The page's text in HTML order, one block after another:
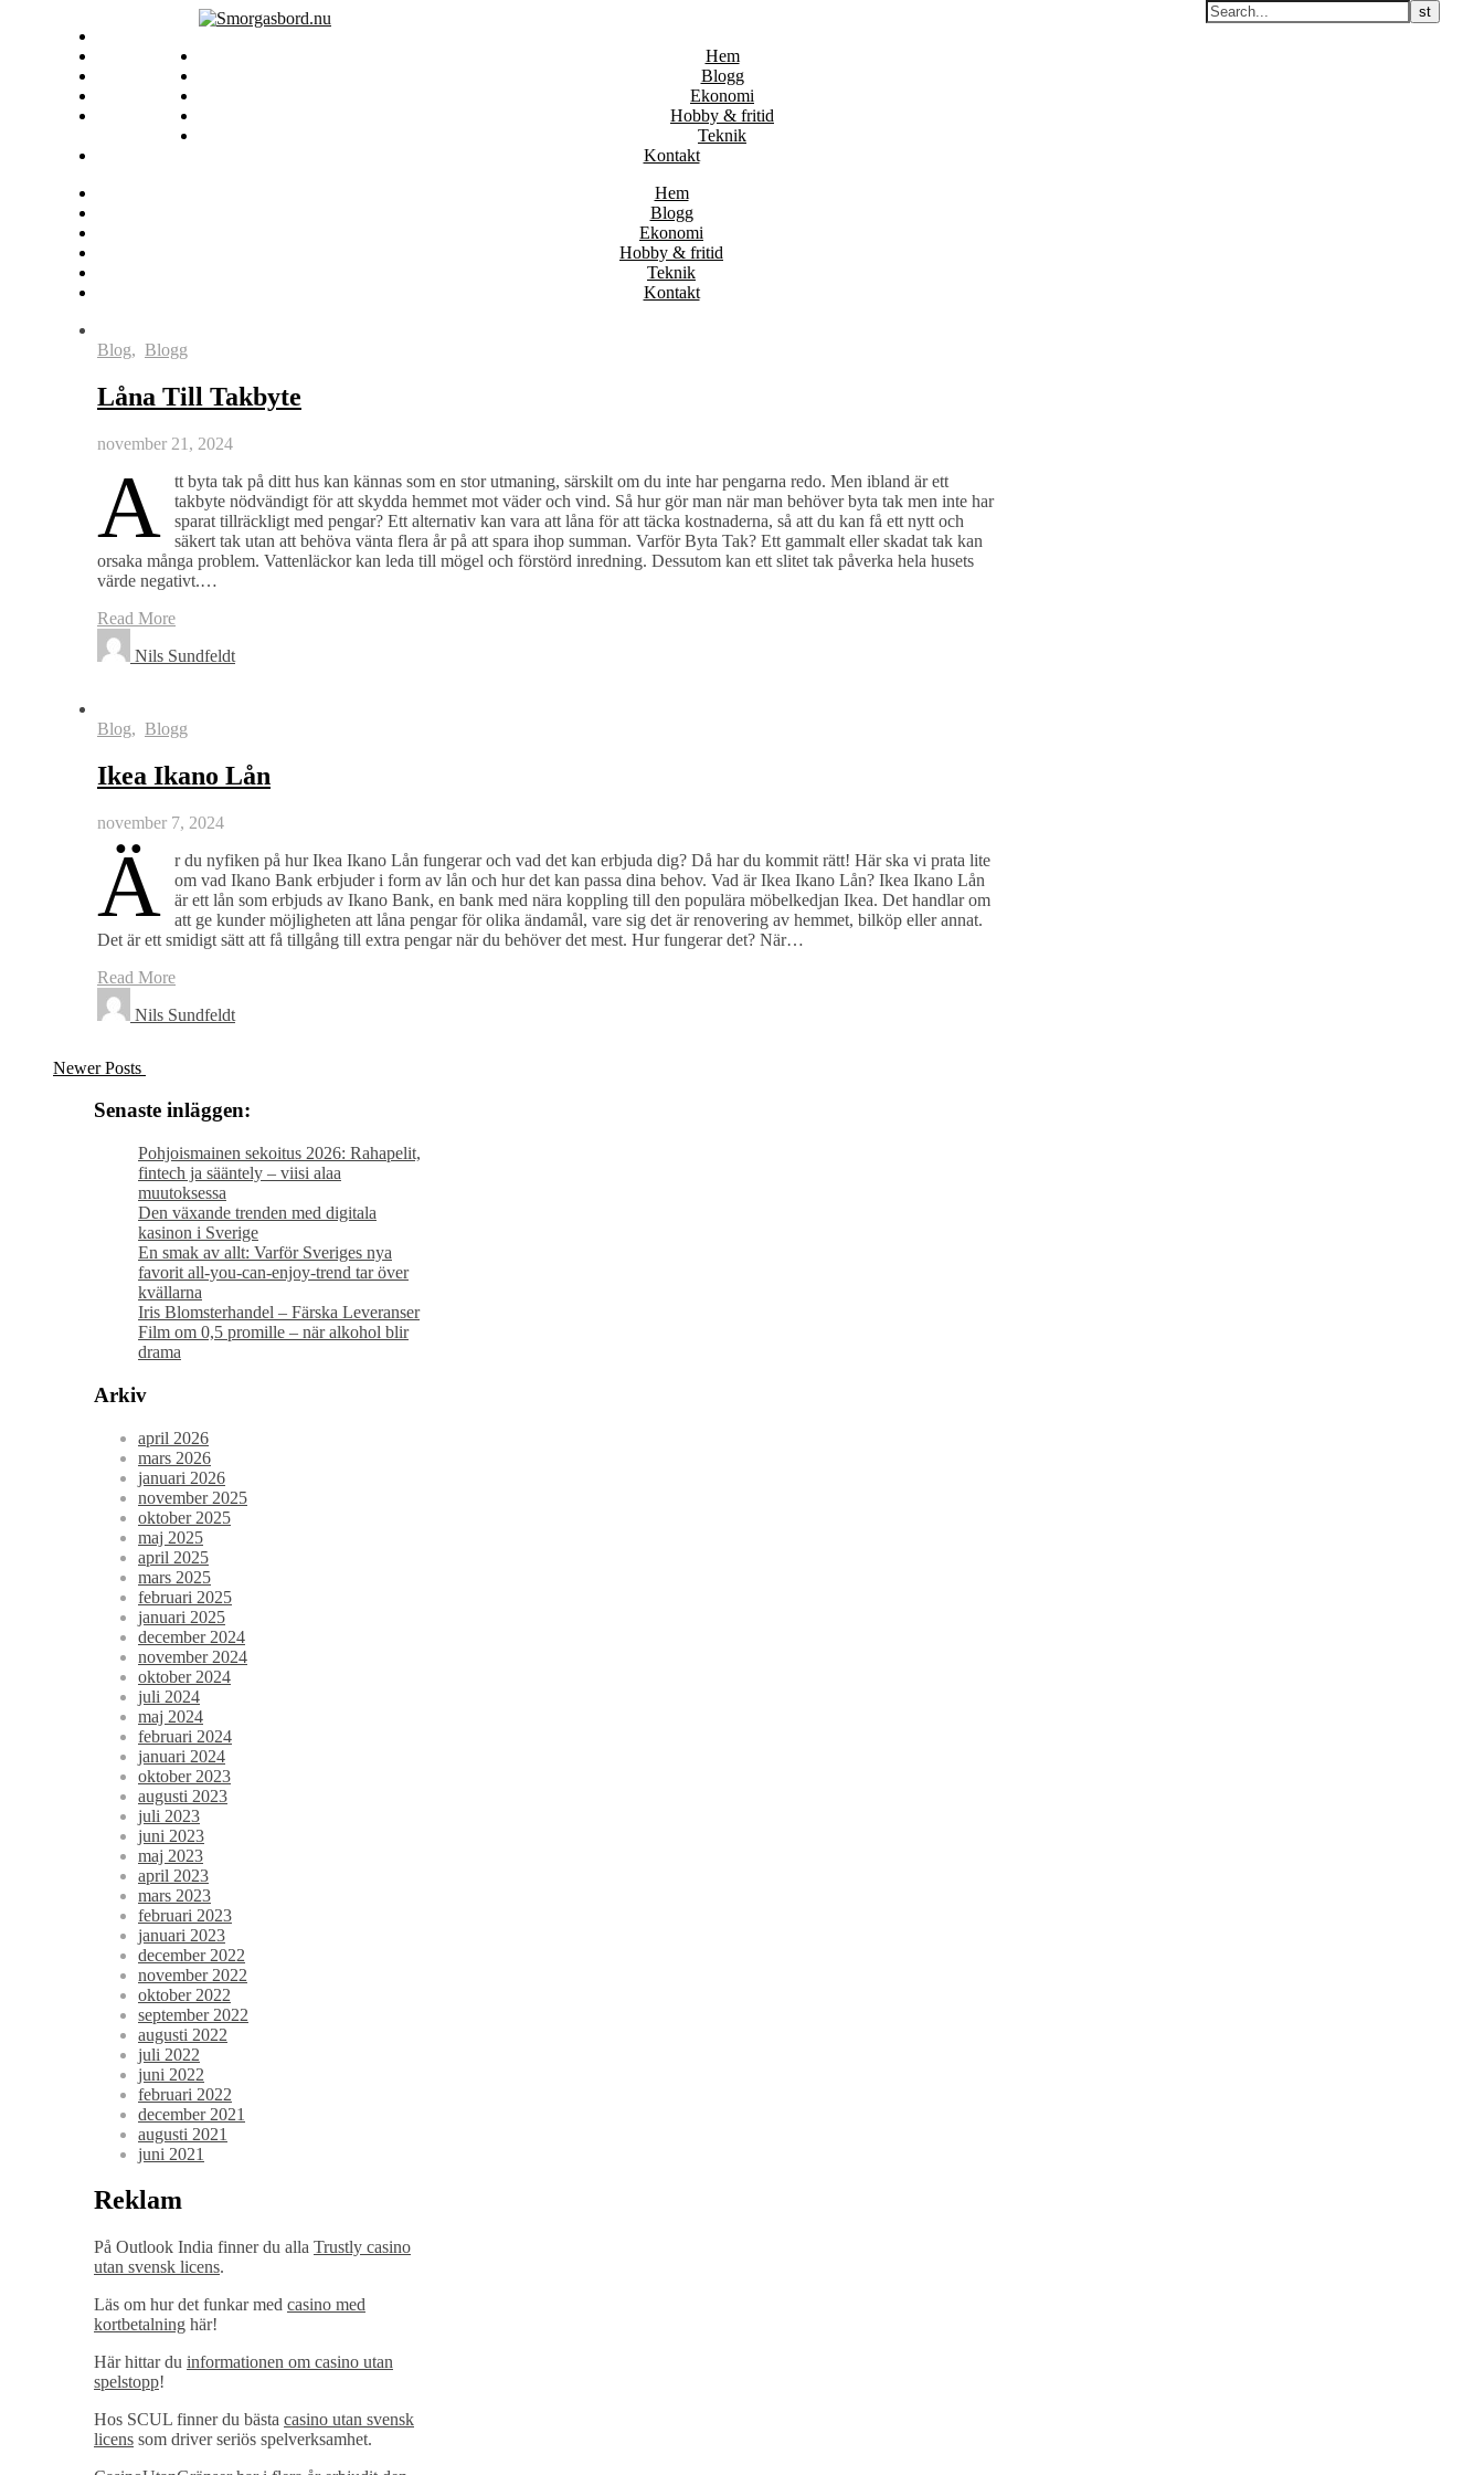
Privacy Policy
Hem
Blogg
Ekonomi
Hobby & fritid
Teknik
Kontakt
Hem
Blogg
Ekonomi
Hobby & fritid
Teknik
Kontakt
Blog, Blogg
Låna Till Takbyte
november 21, 2024
A
tt byta tak på ditt hus kan kännas som en stor utmaning, särskilt om du inte har pengarna redo. Men ibland är ett
takbyte nödvändigt för att skydda hemmet mot väder och vind. Så hur gör man när man behöver byta tak men inte har
sparat tillräckligt med pengar? Ett alternativ kan vara att låna för att täcka kostnaderna, så att du kan få ett nytt och
säkert tak utan att behöva vänta flera år på att spara ihop summan. Varför Byta Tak? Ett gammalt eller skadat tak kan
orsaka många problem. Vattenläckor kan leda till mögel och förstörd inredning. Dessutom kan ett slitet tak påverka hela husets
värde negativt.…
Read More
Nils Sundfeldt
Blog, Blogg
Ikea Ikano Lån
november 7, 2024
Ä
r du nyfiken på hur Ikea Ikano Lån fungerar och vad det kan erbjuda dig? Då har du kommit rätt! Här ska vi prata lite
om vad Ikano Bank erbjuder i form av lån och hur det kan passa dina behov. Vad är Ikea Ikano Lån? Ikea Ikano Lån
är ett lån som erbjuds av Ikano Bank, en bank med nära koppling till den populära möbelkedjan Ikea. Det handlar om
att ge kunder möjligheten att låna pengar för olika ändamål, vare sig det är renovering av hemmet, bilköp eller annat.
Det är ett smidigt sätt att få tillgång till extra pengar när du behöver det mest. Hur fungerar det? När…
Read More
Nils Sundfeldt
Newer Posts
Senaste inläggen:
Pohjoismainen sekoitus 2026: Rahapelit,
fintech ja sääntely – viisi alaa
muutoksessa
Den växande trenden med digitala
kasinon i Sverige
En smak av allt: Varför Sveriges nya
favorit all-you-can-enjoy-trend tar över
kvällarna
Iris Blomsterhandel – Färska Leveranser
Film om 0,5 promille – när alkohol blir
drama
Arkiv
april 2026
mars 2026
januari 2026
november 2025
oktober 2025
maj 2025
april 2025
mars 2025
februari 2025
januari 2025
december 2024
november 2024
oktober 2024
juli 2024
maj 2024
februari 2024
januari 2024
oktober 2023
augusti 2023
juli 2023
juni 2023
maj 2023
april 2023
mars 2023
februari 2023
januari 2023
december 2022
november 2022
oktober 2022
september 2022
augusti 2022
juli 2022
juni 2022
februari 2022
december 2021
augusti 2021
juni 2021
Reklam
På Outlook India finner du alla Trustly casino
utan svensk licens.
Läs om hur det funkar med casino med
kortbetalning här!
Här hittar du informationen om casino utan
spelstopp!
Hos SCUL finner du bästa casino utan svensk
licens som driver seriös spelverksamhet.